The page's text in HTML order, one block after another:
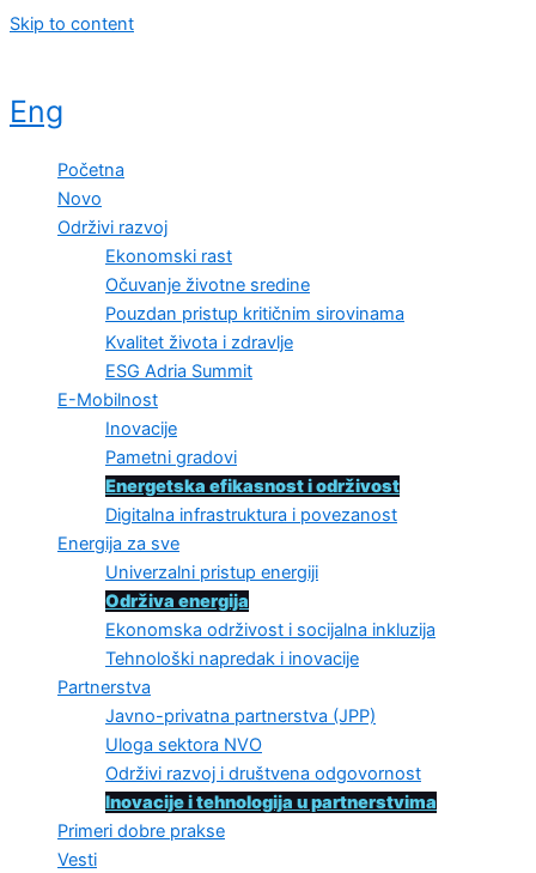
Skip to content
Eng
Početna
Novo
Održivi razvoj
Ekonomski rast
Očuvanje životne sredine
Pouzdan pristup kritičnim sirovinama
Kvalitet života i zdravlje
ESG Adria Summit
E-Mobilnost
Inovacije
Pametni gradovi
Energetska efikasnost i održivost
Digitalna infrastruktura i povezanost
Energija za sve
Univerzalni pristup energiji
Održiva energija
Ekonomska održivost i socijalna inkluzija
Tehnološki napredak i inovacije
Partnerstva
Javno-privatna partnerstva (JPP)
Uloga sektora NVO
Održivi razvoj i društvena odgovornost
Inovacije i tehnologija u partnerstvima
Primeri dobre prakse
Vesti